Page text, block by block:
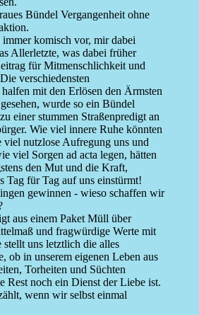
Bündel Vergangenheit ohne
komisch vor, mir dabei
Allerletzte, was dabei früher
für Mitmenschlichkeit und
verschiedensten
mit den Erlösen den Ärmsten
wurde so ein Bündel
einer stummen Straßenpredigt an
Wie viel innere Ruhe könnten
viel nutzlose Aufregung uns und
viel Sorgen ad acta legen, hätten
den Mut und die Kraft,
Tag für Tag auf uns einstürmt!
gewinnen - wieso schaffen wir
aus einem Paket Müll über
und fragwürdige Werte mit
stellt uns letztlich die alles
ob in unserem eigenen Leben aus
Torheiten und Süchten
Rest noch ein Dienst der Liebe ist.
wenn wir selbst einmal